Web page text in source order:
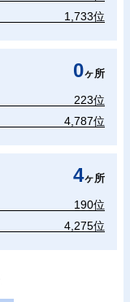
1,733位
0ヶ所
223位
4,787位
4ヶ所
190位
4,275位